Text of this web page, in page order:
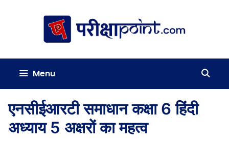
Menu
एनसीईआरटी समाधान कक्षा 6 हिंदी
अध्याय 5 अक्षरों का महत्व